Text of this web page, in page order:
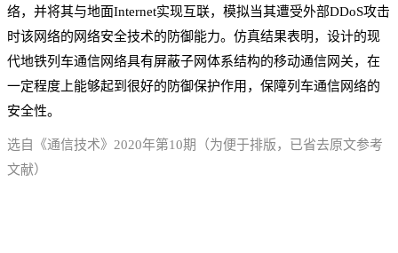
络，并将其与地面Internet实现互联，模拟当其遭受外部DDoS攻击
时该网络的网络安全技术的防御能力。仿真结果表明，设计的现
代地铁列车通信网络具有屏蔽子网体系结构的移动通信网关，在
一定程度上能够起到很好的防御保护作用，保障列车通信网络的
安全性。
选自《通信技术》2020年第10期（为便于排版，已省去原文参考
文献）